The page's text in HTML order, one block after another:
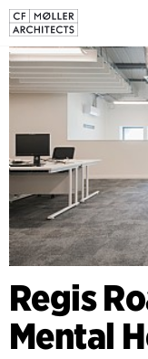
Regis
Mental